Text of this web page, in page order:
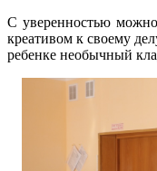
С уверенностью можно
креативом к своему
ребенке необычный